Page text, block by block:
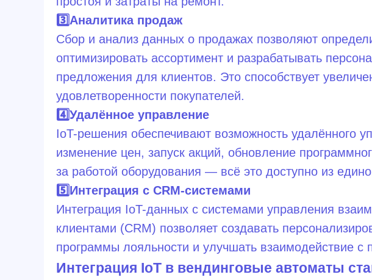
3️⃣Аналитика продаж
Сбор и анализ данных о продажах позволяют
оптимизировать ассортимент и разрабатывать
предложения для клиентов. Это способствует
удовлетворенности покупателей.
4️⃣Удалённое управление
IoT-решения обеспечивают возможность удалённого
изменение цен, запуск акций, обновление
за работой оборудования — всё это доступно из
5️⃣Интеграция с CRM-системами
Интеграция IoT-данных с системами управления
клиентами (CRM) позволяет создавать
программы лояльности и улучшать взаимодействие с
Интеграция IoT в вендинговые автоматы